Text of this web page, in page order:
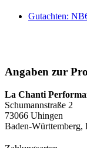
Gutachten:
Angaben zur
La Chanti
Schumannstraße 2
73066 Uhingen
Baden-Württemberg,